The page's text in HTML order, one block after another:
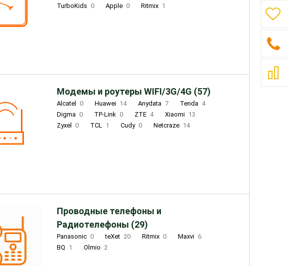
TurboKids 0 Apple 0 Ritmix 1
Модемы и роутеры WIFI/3G/4G (57)
Alcatel 0 Huawei 14 Anydata 7 Tenda 4
Digma 0 TP-Link 0 ZTE 4 Xiaomi 13
Zyxel
0 TCL 1 Cudy 0 Netcraze 14
Проводные телефоны и
Радиотелефоны (29)
Panasonic 0 teXet 20 Ritmix 0 Maxvi 6
BQ 1 Olmio 2